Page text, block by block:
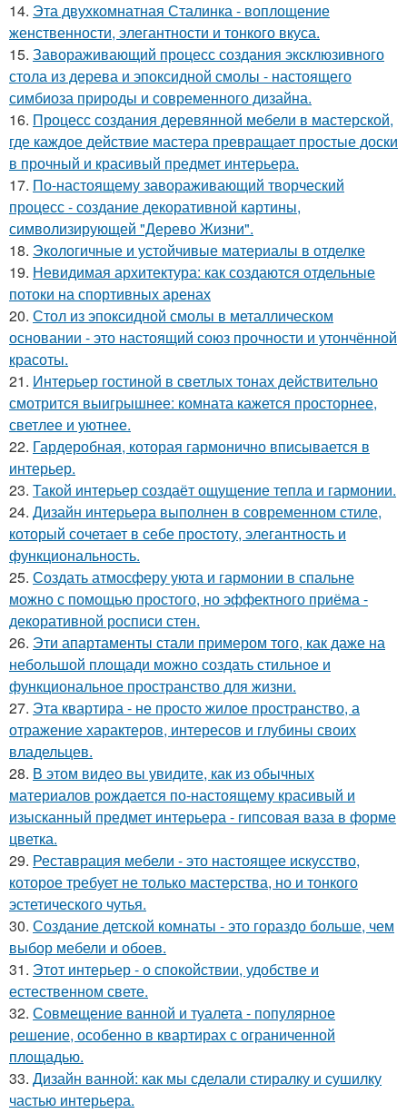
14. Эта двухкомнатная Сталинка - воплощение
женственности, элегантности и тонкого вкуса.
15. Завораживающий процесс создания эксклюзивного
стола из дерева и эпоксидной смолы - настоящего
симбиоза природы и современного дизайна.
16. Процесс создания деревянной мебели в мастерской,
где каждое действие мастера превращает простые доски
в прочный и красивый предмет интерьера.
17. По-настоящему завораживающий творческий
процесс - создание декоративной картины,
символизирующей "Дерево Жизни".
18. Экологичные и устойчивые материалы в отделке
19. Невидимая архитектура: как создаются отдельные
потоки на спортивных аренах
20. Стол из эпоксидной смолы в металлическом
основании - это настоящий союз прочности и утончённой
красоты.
21. Интерьер гостиной в светлых тонах действительно
смотрится выигрышнее: комната кажется просторнее,
светлее и уютнее.
22. Гардеробная, которая гармонично вписывается в
интерьер.
23. Такой интерьер создаёт ощущение тепла и гармонии.
24. Дизайн интерьера выполнен в современном стиле,
который сочетает в себе простоту, элегантность и
функциональность.
25. Создать атмосферу уюта и гармонии в спальне
можно с помощью простого, но эффектного приёма -
декоративной росписи стен.
26. Эти апартаменты стали примером того, как даже на
небольшой площади можно создать стильное и
функциональное пространство для жизни.
27. Эта квартира - не просто жилое пространство, а
отражение характеров, интересов и глубины своих
владельцев.
28. В этом видео вы увидите, как из обычных
материалов рождается по-настоящему красивый и
изысканный предмет интерьера - гипсовая ваза в форме
цветка.
29. Реставрация мебели - это настоящее искусство,
которое требует не только мастерства, но и тонкого
эстетического чутья.
30. Создание детской комнаты - это гораздо больше, чем
выбор мебели и обоев.
31. Этот интерьер - о спокойствии, удобстве и
естественном свете.
32. Совмещение ванной и туалета - популярное
решение, особенно в квартирах с ограниченной
площадью.
33. Дизайн ванной: как мы сделали стиралку и сушилку
частью интерьера.